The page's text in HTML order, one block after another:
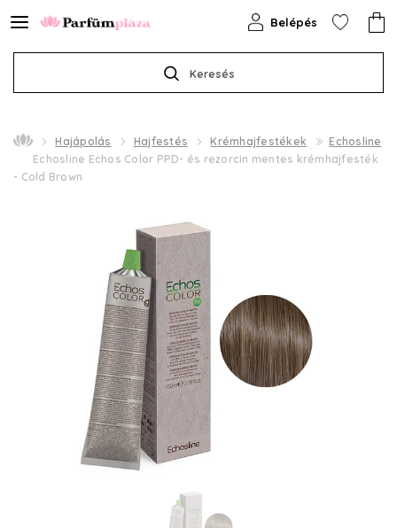
Keresés
Belépés
Hajápolás Hajfestés Krémhajfestékek
Echosline
Echosline Echos Color PPD- és rezorcin mentes krémhajfesték
- Cold Brown